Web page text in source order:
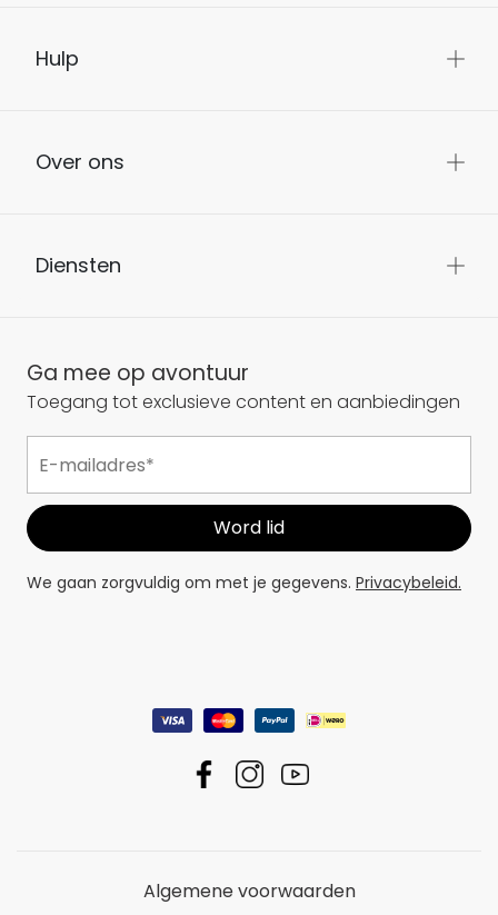
Hulp
Over ons
Diensten
Ga mee op avontuur
Toegang tot exclusieve content en aanbiedingen
We gaan zorgvuldig om met je gegevens. Privacybeleid.
Algemene voorwaarden